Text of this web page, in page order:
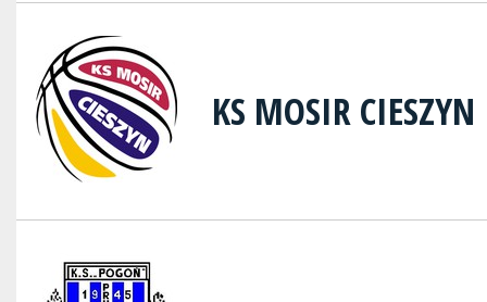
KS MOSIR CIESZYN